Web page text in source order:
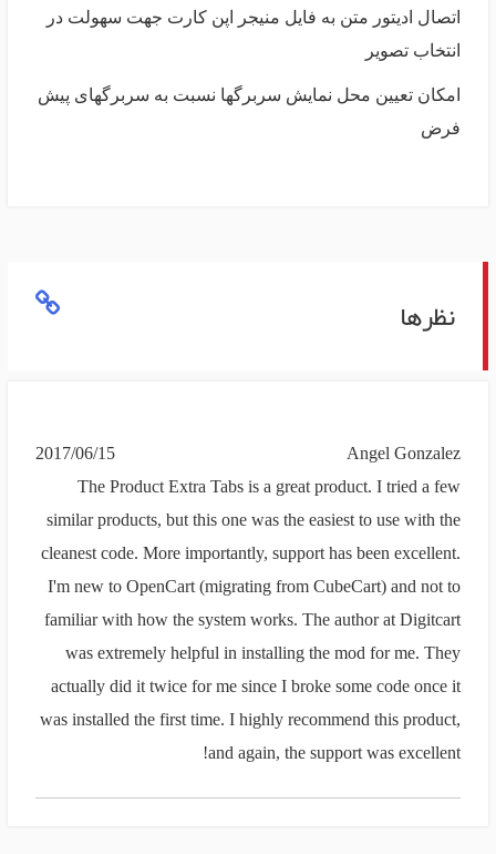
اتصال ادیتور متن به فایل منیجر اپن کارت جهت سهولت در
انتخاب تصویر
امکان تعیین محل نمایش سربرگها نسبت به سربرگهای پیش
فرض
نظرها
Angel Gonzalez
2017/06/15
The Product Extra Tabs is a great product. I tried a few
similar products, but this one was the easiest to use with the
cleanest code. More importantly, support has been excellent.
I'm new to OpenCart (migrating from CubeCart) and not to
familiar with how the system works. The author at Digitcart
was extremely helpful in installing the mod for me. They
actually did it twice for me since I broke some code once it
was installed the first time. I highly recommend this product,
and again, the support was excellent!